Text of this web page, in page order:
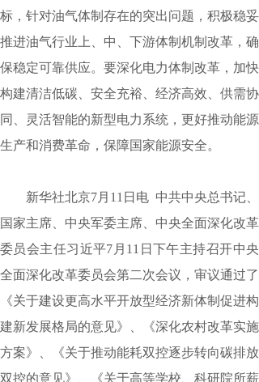
标，针对油气体制存在的突出问题，积极稳妥
推进油气行业上、中、下游体制机制改革，确
保稳定可靠供应。要深化电力体制改革，加快
构建清洁低碳、安全充裕、经济高效、供需协
同、灵活智能的新型电力系统，更好推动能源
生产和消费革命，保障国家能源安全。
新华社北京7月11日电 中共中央总书记、
国家主席、中央军委主席、中央全面深化改革
委员会主任习近平7月11日下午主持召开中央
全面深化改革委员会第二次会议，审议通过了
《关于建设更高水平开放型经济新体制促进构
建新发展格局的意见》、《深化农村改革实施
方案》、《关于推动能耗双控逐步转向碳排放
双控的意见》、《关于高等学校、科研院所薪